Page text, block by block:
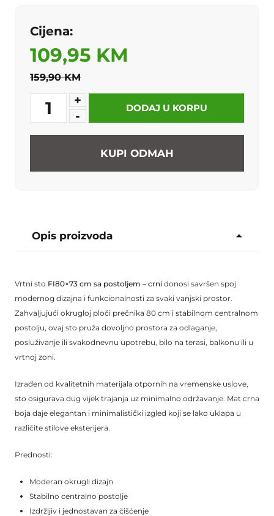
Cijena:
109,95 KM
159,90 KM
1
+
-
DODAJ U KORPU
KUPI ODMAH
Opis proizvoda
Vrtni sto FI80×73 cm sa postoljem – crni donosi savršen spoj
modernog dizajna i funkcionalnosti za svaki vanjski prostor.
Zahvaljujući okrugloj ploči prečnika 80 cm i stabilnom centralnom
postolju, ovaj sto pruža dovoljno prostora za odlaganje,
posluživanje ili svakodnevnu upotrebu, bilo na terasi, balkonu ili u
vrtnoj zoni.
Izrađen od kvalitetnih materijala otpornih na vremenske uslove,
sto osigurava dug vijek trajanja uz minimalno održavanje. Mat crna
boja daje elegantan i minimalistički izgled koji se lako uklapa u
različite stilove eksterijera.
Prednosti:
Moderan okrugli dizajn
Stabilno centralno postolje
Izdržljiv i jednostavan za čišćenje